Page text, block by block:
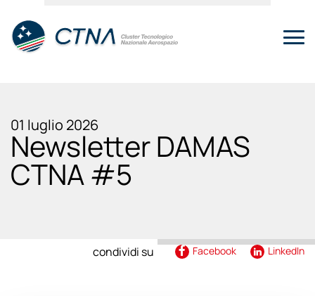
01 luglio 2026
Newsletter DAMAS
CTNA #5
condividi su Facebook LinkedIn